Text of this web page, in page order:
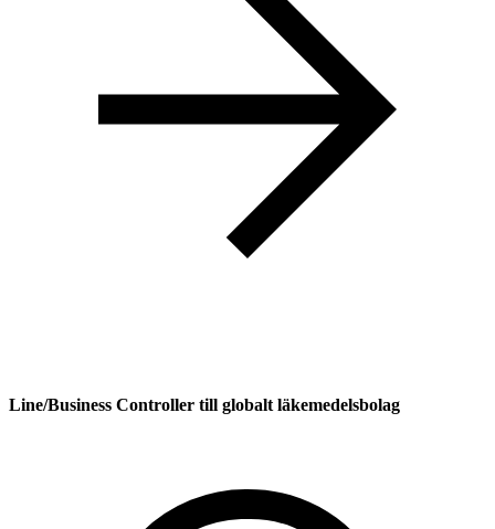
Line/Business Controller till globalt läkemedelsbolag